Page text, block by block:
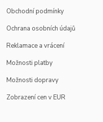
Obchodní podmínky
Ochrana osobních údajů
Reklamace a vrácení
Možnosti platby
Možnosti dopravy
Zobrazení cen v EUR